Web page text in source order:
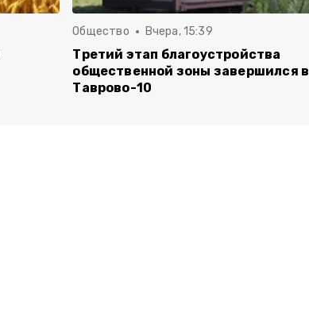
Общество Вчера, 15:39
Третий этап благоустройства
общественной зоны завершился в
Таврово-10